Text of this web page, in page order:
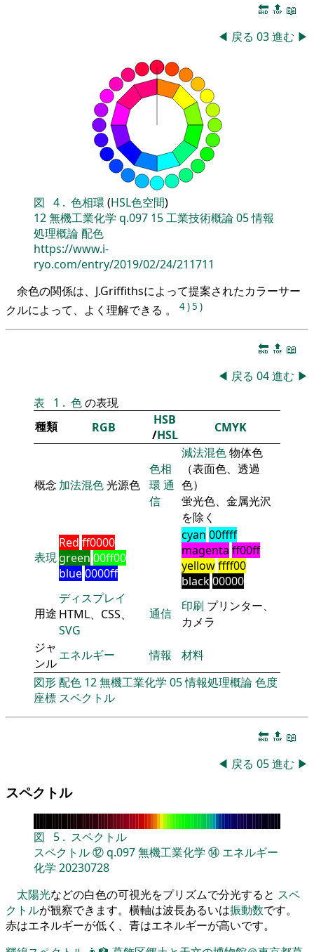
🔚 🔝 📖
◀ 戻る 03進む ▶
図 4 . 色相環 (HSL色空間)
12無機工業化学 q.097 15工業技術概論05情報
処理概論配色
https://www.i-
ryo.com/entry/2019/02/24/211711
余色の関係は、J.Griffithsによって提案されたカラーサー
クルによって、よく理解できる 。
4)5 )
🔚 🔝 📖
◀ 戻る 04進む ▶
表
1 . 色の表現
種類
RGB
HSB
/HSL CMYK
概念 加法混色光源色
色相
環 通
信
減法混色物体色
（表面色、透過
色）
蛍光色、金属光沢
を除く
表現
Red ff0000
green 00ff00
blue0000ff
cyan 00ffff
magenta ff00ff
yellowffff00
black00000
用途
ディスプレイ
HTML、CSS、
SVG
通信 印刷 プリンター、
カメラ
ジャ
ンル
エネルギー 情報
材料
図形配色 12無機工業化学 05情報処理概論色度
座標 スペクトル
🔚 🔝 📖
◀ 戻る 05進む ▶
スペクトル
図 5 . スペクトル
スペクトル⑫q.097無機工業化学 ⑭ エネルギー
化学 20230728
太陽光などの白色の可視光をプリズムで分光すると スペ
クトルが観察できます。横軸は波長あるいは振動数です。
赤はエネルギーが低く、青はエネルギーが高いです。